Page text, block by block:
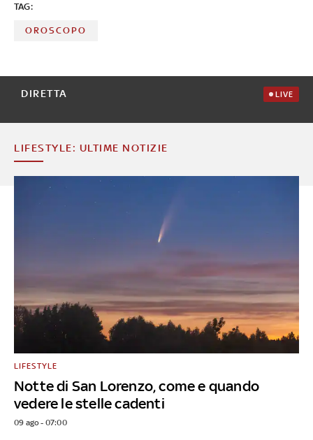
TAG:
OROSCOPO
DIRETTA LIVE
LIFESTYLE: ULTIME NOTIZIE
Notte di San Lorenzo, come e quando
vedere le stelle cadenti
LIFESTYLE
09 ago - 07:00